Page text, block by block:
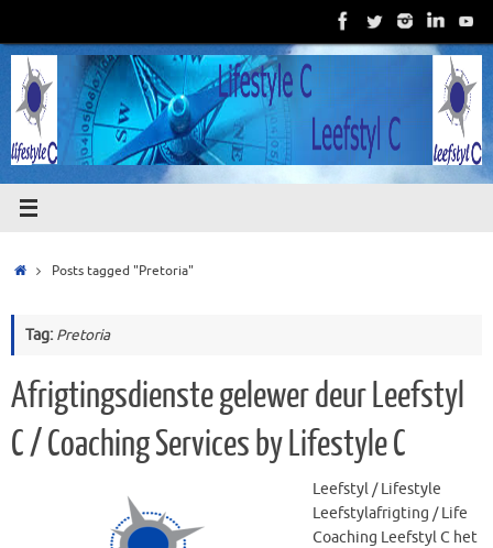
content
HomePosts tagged "Pretoria"
Tag: Pretoria
Afrigtingsdienste gelewer deur Leefstyl
C / Coaching Services by Lifestyle C
Leefstyl / Lifestyle
Leefstylafrigting / Life
Coaching Leefstyl C het